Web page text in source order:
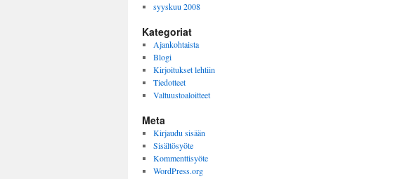
syyskuu 2008
Kategoriat
Ajankohtaista
Blogi
Kirjoitukset lehtiin
Tiedotteet
Valtuustoaloitteet
Meta
Kirjaudu sisään
Sisältösyöte
Kommenttisyöte
WordPress.org